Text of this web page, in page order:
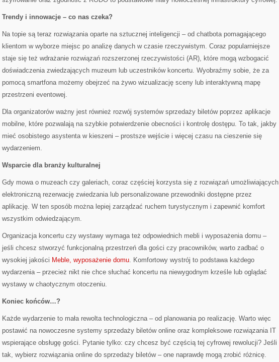
Trendy i innowacje – co nas czeka?
Na topie są teraz rozwiązania oparte na sztucznej inteligencji – od chatbota pomagającego
klientom w wyborze miejsc po analizę danych w czasie rzeczywistym. Coraz popularniejsze
staje się też wdrażanie rozwiązań rozszerzonej rzeczywistości (AR), które mogą wzbogacić
doświadczenia zwiedzających muzeum lub uczestników koncertu. Wyobraźmy sobie, że za
pomocą smartfona możemy obejrzeć na żywo wizualizację sceny lub interaktywną mapę
przestrzeni eventowej.
Dla organizatorów ważny jest również rozwój systemów sprzedaży biletów poprzez aplikacje
mobilne, które pozwalają na szybkie potwierdzenie obecności i kontrolę dostępu. To tak, jakby
mieć osobistego asystenta w kieszeni – prostsze wejście i więcej czasu na cieszenie się
wydarzeniem.
Wsparcie dla branży kulturalnej
Gdy mowa o muzeach czy galeriach, coraz częściej korzysta się z rozwiązań umożliwiających
elektroniczną rezerwację zwiedzania lub personalizowane przewodniki dostępne przez
aplikację. W ten sposób można lepiej zarządzać ruchem turystycznym i zapewnić komfort
wszystkim odwiedzającym.
Organizacja koncertu czy wystawy wymaga też odpowiednich mebli i wyposażenia domu –
jeśli chcesz stworzyć funkcjonalną przestrzeń dla gości czy pracowników, warto zadbać o
wysokiej jakości Meble, wyposażenie domu. Komfortowy wystrój to podstawa każdego
wydarzenia – przecież nikt nie chce słuchać koncertu na niewygodnym krześle lub oglądać
wystawy w chaotycznym otoczeniu.
Koniec końców…?
Każde wydarzenie to mała rewolta technologiczna – od planowania po realizację. Warto więc
postawić na nowoczesne systemy sprzedaży biletów online oraz kompleksowe rozwiązania IT
wspierające obsługę gości. Pytanie tylko: czy chcesz być częścią tej cyfrowej rewolucji? Jeśli
tak, wybierz rozwiązania online do sprzedaży biletów – one naprawdę mogą zrobić różnicę.